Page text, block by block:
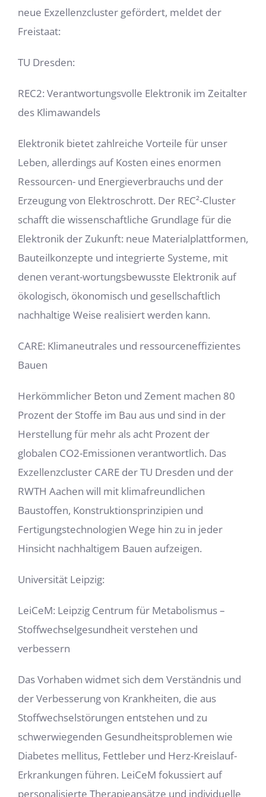
neue Exzellenzcluster gefördert, meldet der
Freistaat:
TU Dresden:
REC2: Verantwortungsvolle Elektronik im Zeitalter
des Klimawandels
Elektronik bietet zahlreiche Vorteile für unser
Leben, allerdings auf Kosten eines enormen
Ressourcen- und Energieverbrauchs und der
Erzeugung von Elektroschrott. Der REC²-Cluster
schafft die wissenschaftliche Grundlage für die
Elektronik der Zukunft: neue Materialplattformen,
Bauteilkonzepte und integrierte Systeme, mit
denen verant-wortungsbewusste Elektronik auf
ökologisch, ökonomisch und gesellschaftlich
nachhaltige Weise realisiert werden kann.
CARE: Klimaneutrales und ressourceneffizientes
Bauen
Herkömmlicher Beton und Zement machen 80
Prozent der Stoffe im Bau aus und sind in der
Herstellung für mehr als acht Prozent der
globalen CO2-Emissionen verantwortlich. Das
Exzellenzcluster CARE der TU Dresden und der
RWTH Aachen will mit klimafreundlichen
Baustoffen, Konstruktionsprinzipien und
Fertigungstechnologien Wege hin zu in jeder
Hinsicht nachhaltigem Bauen aufzeigen.
Universität Leipzig:
LeiCeM: Leipzig Centrum für Metabolismus –
Stoffwechselgesundheit verstehen und
verbessern
Das Vorhaben widmet sich dem Verständnis und
der Verbesserung von Krankheiten, die aus
Stoffwechselstörungen entstehen und zu
schwerwiegenden Gesundheitsproblemen wie
Diabetes mellitus, Fettleber und Herz-Kreislauf-
Erkrankungen führen. LeiCeM fokussiert auf
personalisierte Therapieansätze und individuelle